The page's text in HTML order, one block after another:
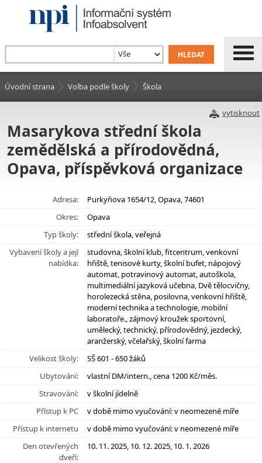
Úvodní strana Volba podle školy Škola
vytisknout
Masarykova střední škola
zemědělská a přírodovědná,
Opava, příspěvková organizace
Adresa:
Purkyňova 1654/12, Opava, 74601
Okres:
Opava
Typ školy:
střední škola, veřejná
Vybavení školy a její
nabídka:
studovna, školní klub, fitcentrum, venkovní
hřiště, tenisové kurty, školní bufet, nápojový
automat, potravinový automat, autoškola,
multimediální jazyková učebna, Dvě tělocvičny,
horolezecká stěna, posilovna, venkovní hřiště,
moderní technika a technologie, mobilní
laboratoře., zájmový kroužek sportovní,
umělecký, technický, přírodovědný, jezdecký,
aranžerský, včelařský, školní farma
Velikost školy:
SŠ 601 - 650 žáků
Ubytování:
vlastní DM/intern., cena 1200 Kč/měs.
Stravování:
v školní jídelně
Přístup k PC
v době mimo vyučování: v neomezené míře
Přístup k internetu
v době mimo vyučování: v neomezené míře
Den otevřených
dveří:
10. 11. 2025, 10. 12. 2025, 10. 1. 2026